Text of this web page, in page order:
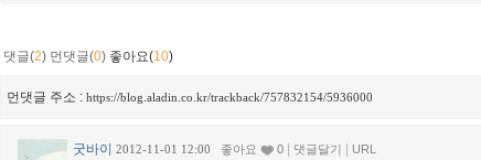
댓글(2) 먼댓글(0) 좋아요(10)
먼댓글 주소 : https://blog.aladin.co.kr/trackback/757832154/5936000
굿바이 2012-11-01 12:00 좋아요 0 댓글달기 URL